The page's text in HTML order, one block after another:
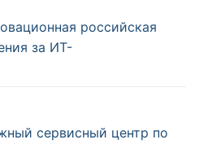
российская
за ИТ-
сервисный центр по